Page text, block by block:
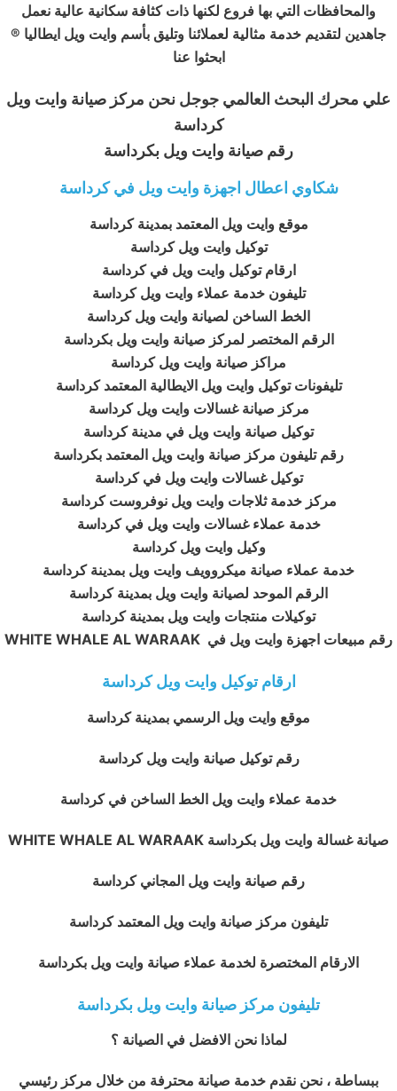
والمحافظات التي بها فروع لكنها ذات كثافة سكانية عالية نعمل
جاهدين لتقديم خدمة مثالية لعملائنا وتليق بأسم وايت ويل ايطاليا ®
ابحثوا عنا
علي محرك البحث العالمي جوجل نحن مركز صيانة وايت ويل
كرداسة
رقم صيانة وايت ويل بكرداسة
شكاوي اعطال اجهزة وايت ويل في كرداسة
موقع وايت ويل المعتمد بمدينة كرداسة
توكيل وايت ويل كرداسة
ارقام توكيل وايت ويل في كرداسة
تليفون خدمة عملاء وايت ويل كرداسة
الخط الساخن لصيانة وايت ويل كرداسة
الرقم المختصر لمركز صيانة وايت ويل بكرداسة
مراكز صيانة وايت ويل كرداسة
تليفونات توكيل وايت ويل الايطالية المعتمد كرداسة
مركز صيانة غسالات وايت ويل كرداسة
توكيل صيانة وايت ويل في مدينة كرداسة
رقم تليفون مركز صيانة وايت ويل المعتمد بكرداسة
توكيل غسالات وايت ويل في كرداسة
مركز خدمة ثلاجات وايت ويل نوفروست كرداسة
خدمة عملاء غسالات وايت ويل في كرداسة
وكيل وايت ويل كرداسة
خدمة عملاء صيانة ميكروويف وايت ويل بمدينة كرداسة
الرقم الموحد لصيانة وايت ويل بمدينة كرداسة
توكيلات منتجات وايت ويل بمدينة كرداسة
رقم مبيعات اجهزة وايت ويل في WHITE WHALE AL WARAAK
ارقام توكيل وايت ويل كرداسة
موقع وايت ويل الرسمي بمدينة كرداسة
رقم توكيل صيانة وايت ويل كرداسة
خدمة عملاء وايت ويل الخط الساخن في كرداسة
صيانة غسالة وايت ويل بكرداسة WHITE WHALE AL WARAAK
رقم صيانة وايت ويل المجاني كرداسة
تليفون مركز صيانة وايت ويل المعتمد كرداسة
الارقام المختصرة لخدمة عملاء صيانة وايت ويل بكرداسة
تليفون مركز صيانة وايت ويل بكرداسة
لماذا نحن الافضل في الصيانة ؟
ببساطة ، نحن نقدم خدمة صيانة محترفة من خلال مركز رئيسي